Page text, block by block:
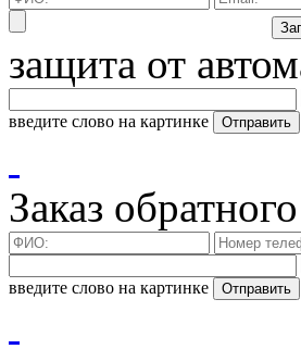
защита от
введите слово на картинке
Заказ
введите слово на картинке